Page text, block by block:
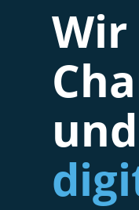
Wir
und